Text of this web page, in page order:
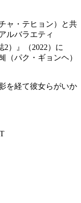
ャ・テヒョン）と共
ルバラエティ
2）』（2022）に
（パク・ギョンヘ）
を経て彼女らがいか